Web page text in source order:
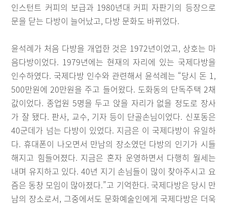
인스턴트 커피의 보급과 1980년대 커피 자판기의 등장으로
문을 닫는 다방이 늘어났고, 다방 문화도 바뀌었다.
윤석례가 처음 다방을 개업한 것은 1972년이었고, 상호는 마
음다방이었다. 1979년에는 현재의 자리에 있는 국제다방을
인수하였다. 국제다방 인수와 관련해서 윤석례는 “당시 돈 1,
500만원에 20만원을 주고 들어왔다. 도화동의 단독주택 2채
값이었다. 종업원 5명을 두고 앉을 자리가 없을 정도로 장사
가 잘 됐다. 판사, 교수, 기자 등이 단골손님이었다. 신포동은
40군데가 넘는 다방이 있었다. 지금은 이 국제다방이 유일하
다. 휴대폰이 나오면서 만남의 장소였던 다방의 인기가 시들
해지고 힘들어졌다. 지금은 혼자 운영하면서 다행히 월세는
내며 유지하고 있다. 40년 지기 손님들이 많이 찾아주시고 요
즘은 동창 모임이 많아졌다.”고 기억한다. 국제다방은 당시 만
남의 장소로서, 그중에서도 문화예술인에게 국제다방은 더욱